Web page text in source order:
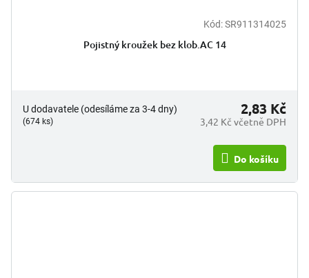
Kód:SR911314025
Pojistný kroužek bez klob.AC 14
U dodavatele (odesíláme za 3-4 dny)
(674 ks) 3,42 Kč včetně DPH
2,83 Kč
Do košíku